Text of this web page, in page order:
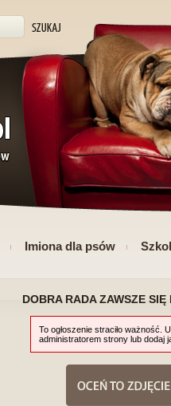
Imiona dla psów
DOBRA RADA ZAWSZE
To ogłoszenie straciło ważność.
administratorem strony lub dodaj